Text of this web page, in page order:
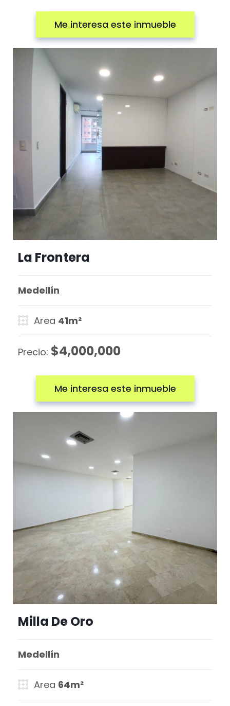
Me interesa este inmueble
La Frontera
Medellín
Area 41m²
Precio: $4,000,000
Me interesa este inmueble
Milla De Oro
Medellín
Area 64m²